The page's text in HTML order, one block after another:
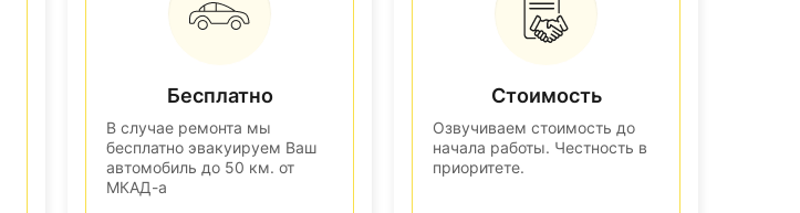
Бесплатно
В случае ремонта мы
бесплатно эвакуируем Ваш
автомобиль до 50 км. от
МКАД-а
Стоимость
Озвучиваем стоимость до
начала работы. Честность в
приоритете.